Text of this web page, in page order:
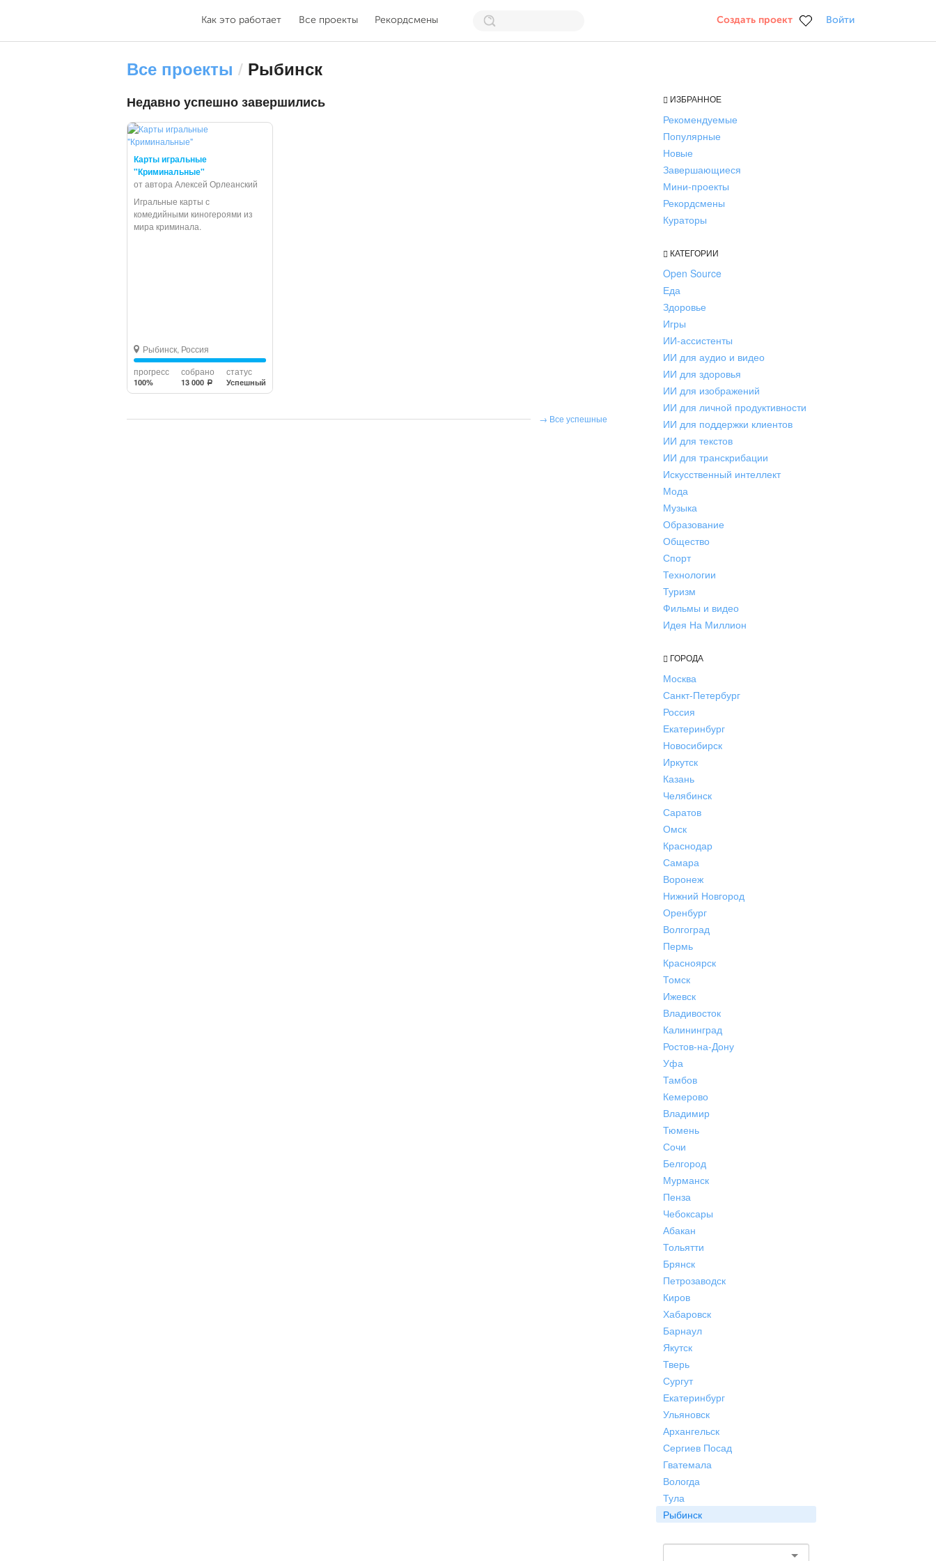
Как это работает Все проекты Рекордсмены Создать проект Войти
Все проекты / Рыбинск
Недавно успешно завершились
Карты игральные
"Криминальные"
от автора Алексей Орлеанский
Игральные карты с
комедийными киногероями из
мира криминала.
Рыбинск, Россия
прогресс
100%
собрано
13 000 a
статус
Успешный
Все успешные
ИЗБРАННОЕ
Рекомендуемые
Популярные
Новые
Завершающиеся
Мини-проекты
Рекордсмены
Кураторы
КАТЕГОРИИ
Open Source
Еда
Здоровье
Игры
ИИ-ассистенты
ИИ для аудио и видео
ИИ для здоровья
ИИ для изображений
ИИ для личной продуктивности
ИИ для поддержки клиентов
ИИ для текстов
ИИ для транскрибации
Искусственный интеллект
Мода
Музыка
Образование
Общество
Спорт
Технологии
Туризм
Фильмы и видео
Идея На Миллион
ГОРОДА
Москва
Санкт-Петербург
Россия
Екатеринбург
Новосибирск
Иркутск
Казань
Челябинск
Саратов
Омск
Краснодар
Самара
Воронеж
Нижний Новгород
Оренбург
Волгоград
Пермь
Красноярск
Томск
Ижевск
Владивосток
Калининград
Ростов-на-Дону
Уфа
Тамбов
Кемерово
Владимир
Тюмень
Сочи
Белгород
Мурманск
Пенза
Чебоксары
Абакан
Тольятти
Брянск
Петрозаводск
Киров
Хабаровск
Барнаул
Якутск
Тверь
Сургут
Екатеринбург
Ульяновск
Архангельск
Сергиев Посад
Гватемала
Вологда
Тула
Рыбинск